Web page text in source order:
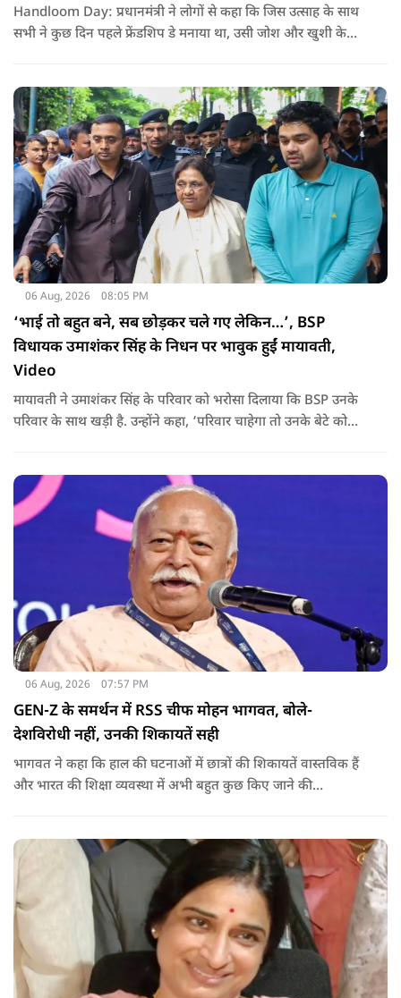
Handloom Day: प्रधानमंत्री ने लोगों से कहा कि जिस उत्साह के साथ
सभी ने कुछ दिन पहले फ्रेंडशिप डे मनाया था, उसी जोश और खुशी के
06 Aug, 2026 08:05 PM
‘भाई तो बहुत बने, सब छोड़कर चले गए लेकिन…’, BSP
विधायक उमाशंकर सिंह के निधन पर भावुक हुईं मायावती,
Video
मायावती ने उमाशंकर सिंह के परिवार को भरोसा दिलाया कि BSP उनके
परिवार के साथ खड़ी है. उन्होंने कहा, ‘परिवार चाहेगा तो उनके बेटे को
06 Aug, 2026 07:57 PM
GEN-Z के समर्थन में RSS चीफ मोहन भागवत, बोले-
देशविरोधी नहीं, उनकी शिकायतें सही
भागवत ने कहा कि हाल की घटनाओं में छात्रों की शिकायतें वास्तविक हैं
और भारत की शिक्षा व्यवस्था में अभी बहुत कुछ किए जाने की